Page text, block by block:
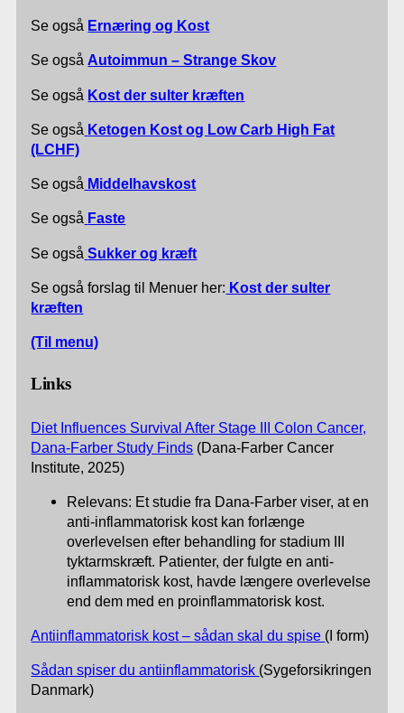
Se også Ernæring og Kost
Se også Autoimmun – Strange Skov
Se også Kost der sulter kræften
Se også Ketogen Kost og Low Carb High Fat
(LCHF)
Se også Middelhavskost
Se også Faste
Se også Sukker og kræft
Se også forslag til Menuer her: Kost der sulter
kræften
(Til menu)
Links
Diet Influences Survival After Stage III Colon Cancer,
Dana-Farber Study Finds (Dana-Farber Cancer
Institute, 2025)
Relevans: Et studie fra Dana-Farber viser, at en
anti-inflammatorisk kost kan forlænge
overlevelsen efter behandling for stadium III
tyktarmskræft. Patienter, der fulgte en anti-
inflammatorisk kost, havde længere overlevelse
end dem med en proinflammatorisk kost.
Antiinflammatorisk kost – sådan skal du spise (I form)
Sådan spiser du antiinflammatorisk (Sygeforsikringen
Danmark)